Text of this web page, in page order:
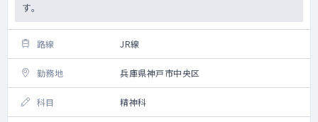
す。
路線 JR線
勤務地 兵庫県神戸市中央区
科目 精神科